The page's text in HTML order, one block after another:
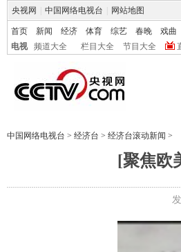
央视网 中国网络电视台 网站地图
首页 新闻 经济 体育 综艺 春晚 戏曲
电视
频道大全 栏目大全 节目大全
中国网络电视台 > 经济台 > 经济台滚动新闻 >
[聚焦欧